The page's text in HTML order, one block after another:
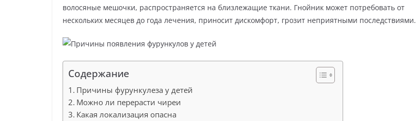
волосяные мешочки, распространяется на близлежащие ткани. Гнойник может потребовать от
нескольких месяцев до года лечения, приносит дискомфорт, грозит неприятными последствиями.
Содержание
Причины фурункулеза у детей
Можно ли перерасти чиреи
Какая локализация опасна